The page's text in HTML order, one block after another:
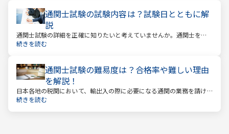
通関士試験の試験内容は？試験日とともに解
説
通関士試験の詳細を正確に知りたいと考えていませんか。通関士を目
指す場合は、まず試験内容や日程を知る必要があります。
続きを読む
通関士試験の難易度は？合格率や難しい理由
を解説！
日本各地の税関において、輸出入の際に必要になる通関の業務を請け
負っているのが通関士です。日本は貿易で成り立つ国ですので、今後
続きを読む